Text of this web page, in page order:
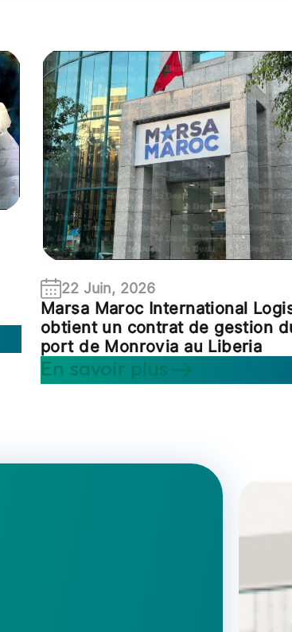
22 Juin, 2026
Marsa Maroc International
obtient un contrat de gestion
port de Monrovia au Liberia
En savoir plus